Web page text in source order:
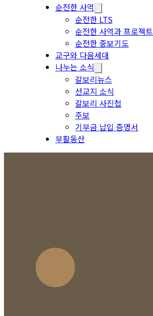
순전한 사역
순전한 LTS
순전한 사역과 프로젝트
순전한 중보기도
교구와 다음세대
나누는 소식
갈보리뉴스
선교지 소식
갈보리 사진첩
주보
기부금 납입 증명서
부활동산